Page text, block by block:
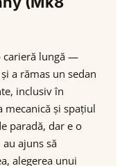
carieră lungă —
a rămas un sedan
inclusiv în
mecanică și spațiul
paradă, dar e o
ajuns să
alegerea unui